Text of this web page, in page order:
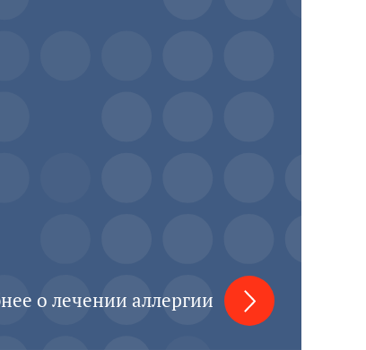
о лечении аллергии